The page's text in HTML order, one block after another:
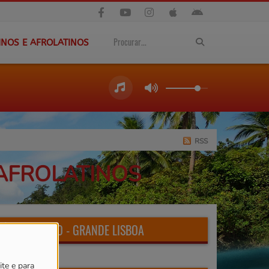
e para
E AFROLATINOS
RSS
CAPSAO - GRANDE LISBOA